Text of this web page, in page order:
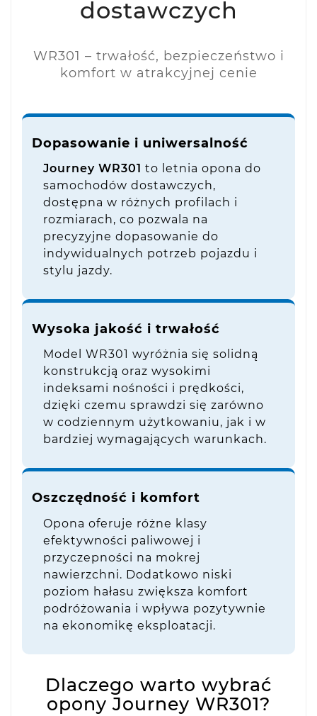
dostawczych
WR301 – trwałość, bezpieczeństwo i
komfort w atrakcyjnej cenie
Dopasowanie i uniwersalność
Journey WR301 to letnia opona do
samochodów dostawczych,
dostępna w różnych profilach i
rozmiarach, co pozwala na
precyzyjne dopasowanie do
indywidualnych potrzeb pojazdu i
stylu jazdy.
Wysoka jakość i trwałość
Model WR301 wyróżnia się solidną
konstrukcją oraz wysokimi
indeksami nośności i prędkości,
dzięki czemu sprawdzi się zarówno
w codziennym użytkowaniu, jak i w
bardziej wymagających warunkach.
Oszczędność i komfort
Opona oferuje różne klasy
efektywności paliwowej i
przyczepności na mokrej
nawierzchni. Dodatkowo niski
poziom hałasu zwiększa komfort
podróżowania i wpływa pozytywnie
na ekonomikę eksploatacji.
Dlaczego warto wybrać
opony Journey WR301?